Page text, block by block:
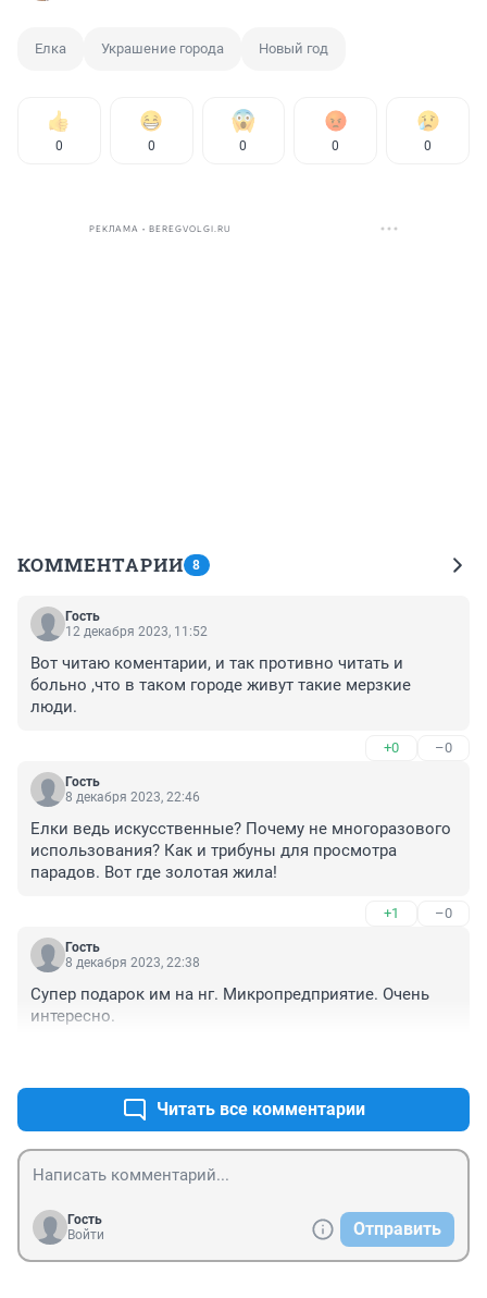
Елка Украшение города Новый год
0 0 0 0 0
РЕКЛАМА • BEREGVOLGI.RU
КОММЕНТАРИИ 8
Гость
12 декабря 2023, 11:52
Вот читаю коментарии, и так противно читать и
больно ,что в таком городе живут такие мерзкие
люди.
+0 –0
Гость
8 декабря 2023, 22:46
Елки ведь искусственные? Почему не многоразового
использования? Как и трибуны для просмотра
парадов. Вот где золотая жила!
+1 –0
Гость
8 декабря 2023, 22:38
Супер подарок им на нг. Микропредприятие. Очень
интересно.
Читать все комментарии
Гость
Войти
Отправить